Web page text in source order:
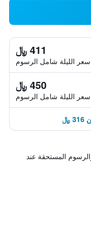
411 ﷼
سعر الليلة شامل الرسوم
450 ﷼
سعر الليلة شامل الرسوم
المستحقة عند